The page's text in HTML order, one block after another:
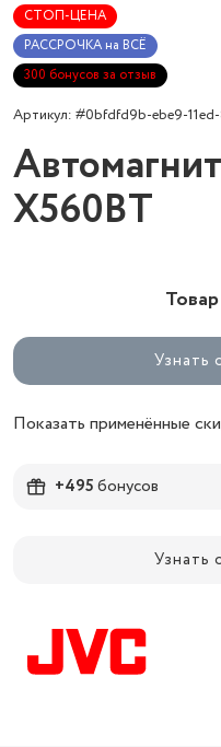
СТОП-ЦЕНА
РАССРОЧКА на ВСЁ
300 бонусов за отзыв
Артикул: #0bfdfd9b-ebe9-
X560BT
Узнать
Показать применённые
+495бонусов
Узнать